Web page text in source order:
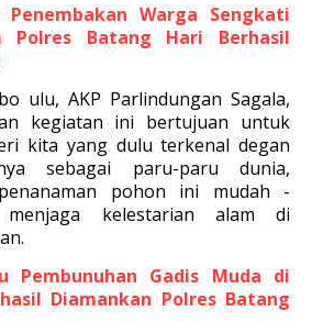
Penembakan Warga Sengkati
Polres Batang Hari Berhasil
ulu, AKP Parlindungan Sagala,
kegiatan ini bertujuan untuk
kita yang dulu terkenal degan
sebagai paru-paru dunia,
pohon ini mudah -
kelestarian alam di
Pembunuhan Gadis Muda di
Diamankan Polres Batang